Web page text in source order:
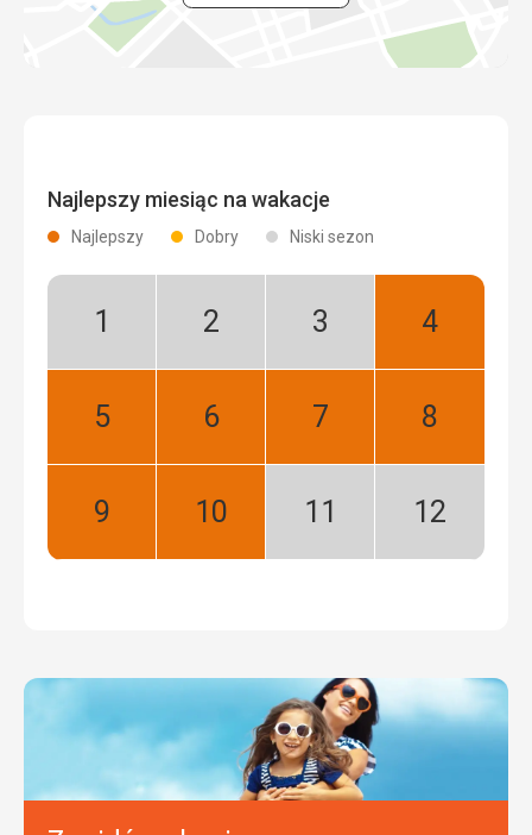
Najlepszy miesiąc na wakacje
Najlepszy Dobry Niski sezon
Styczeń:
Luty:
Marzec:
Kwiecień:
Maj:
Czerwiec:
Lipiec:
Sierpień:
Wrzesień:
Październik:
Listopad:
Grudzień: